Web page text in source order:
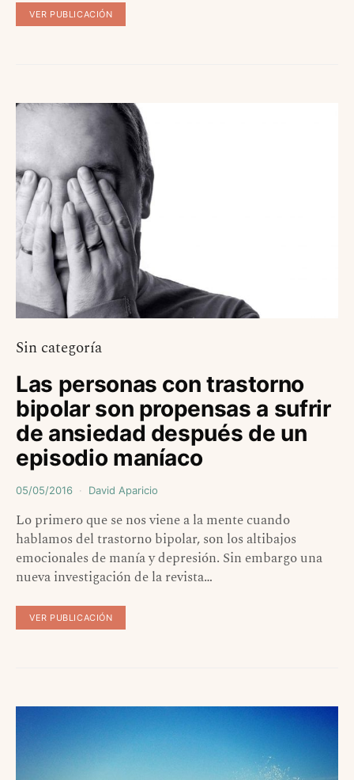
VER PUBLICACIÓN
Sin categoría
Las personas con trastorno
bipolar son propensas a sufrir
de ansiedad después de un
episodio maníaco
05/05/2016 David Aparicio
Lo primero que se nos viene a la mente cuando
hablamos del trastorno bipolar, son los altibajos
emocionales de manía y depresión. Sin embargo una
nueva investigación de la revista…
VER PUBLICACIÓN